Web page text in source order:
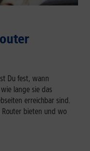
Du fest, wann
lange sie das
erreichbar sind.
bieten und wo